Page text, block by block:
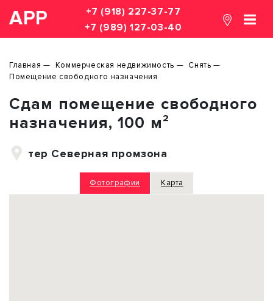
АРР
+7 (918) 227-37-77
+7 (989) 127-03-40
Главная Коммерческая недвижимость
Снять
Помещение свободного назначения
Сдам помещение свободного
назначения, 100 м²
тер Северная промзона
Фотографии Карта